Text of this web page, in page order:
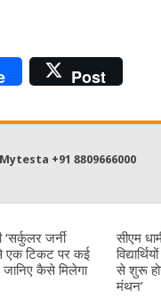
Post
+91 8809666000
जर्नी
एक टिकट पर कई
जानिए कैसे मिलेगा
सीएम
से शुरू
मंथन’